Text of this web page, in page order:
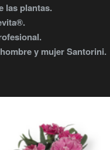
las plantas.
y mujer Santorini.